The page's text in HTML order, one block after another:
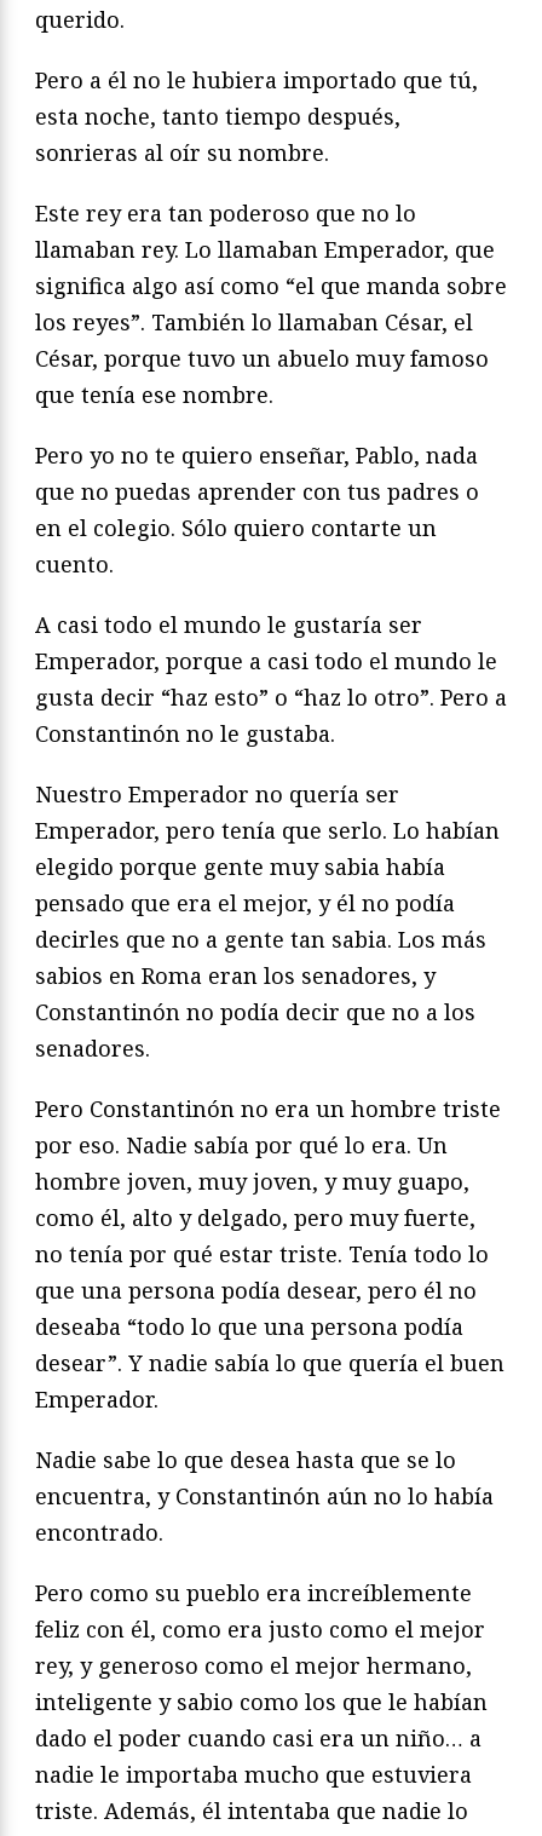
querido.
Pero a él no le hubiera importado que tú,
esta noche, tanto tiempo después,
sonrieras al oír su nombre.
Este rey era tan poderoso que no lo
llamaban rey. Lo llamaban Emperador, que
significa algo así como “el que manda sobre
los reyes”. También lo llamaban César, el
César, porque tuvo un abuelo muy famoso
que tenía ese nombre.
Pero yo no te quiero enseñar, Pablo, nada
que no puedas aprender con tus padres o
en el colegio. Sólo quiero contarte un
cuento.
A casi todo el mundo le gustaría ser
Emperador, porque a casi todo el mundo le
gusta decir “haz esto” o “haz lo otro”. Pero a
Constantinón no le gustaba.
Nuestro Emperador no quería ser
Emperador, pero tenía que serlo. Lo habían
elegido porque gente muy sabia había
pensado que era el mejor, y él no podía
decirles que no a gente tan sabia. Los más
sabios en Roma eran los senadores, y
Constantinón no podía decir que no a los
senadores.
Pero Constantinón no era un hombre triste
por eso. Nadie sabía por qué lo era. Un
hombre joven, muy joven, y muy guapo,
como él, alto y delgado, pero muy fuerte,
no tenía por qué estar triste. Tenía todo lo
que una persona podía desear, pero él no
deseaba “todo lo que una persona podía
desear”. Y nadie sabía lo que quería el buen
Emperador.
Nadie sabe lo que desea hasta que se lo
encuentra, y Constantinón aún no lo había
encontrado.
Pero como su pueblo era increíblemente
feliz con él, como era justo como el mejor
rey, y generoso como el mejor hermano,
inteligente y sabio como los que le habían
dado el poder cuando casi era un niño… a
nadie le importaba mucho que estuviera
triste. Además, él intentaba que nadie lo